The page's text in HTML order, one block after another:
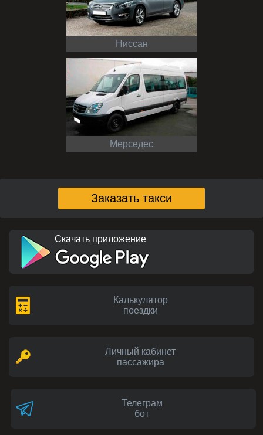
Ниссан
Мерседес
Заказать такси
Скачать приложение
Калькулятор
поездки
Личный кабинет
пассажира
Телеграм
бот